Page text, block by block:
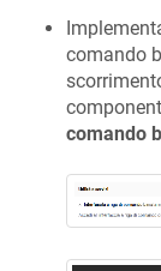
comando
comando